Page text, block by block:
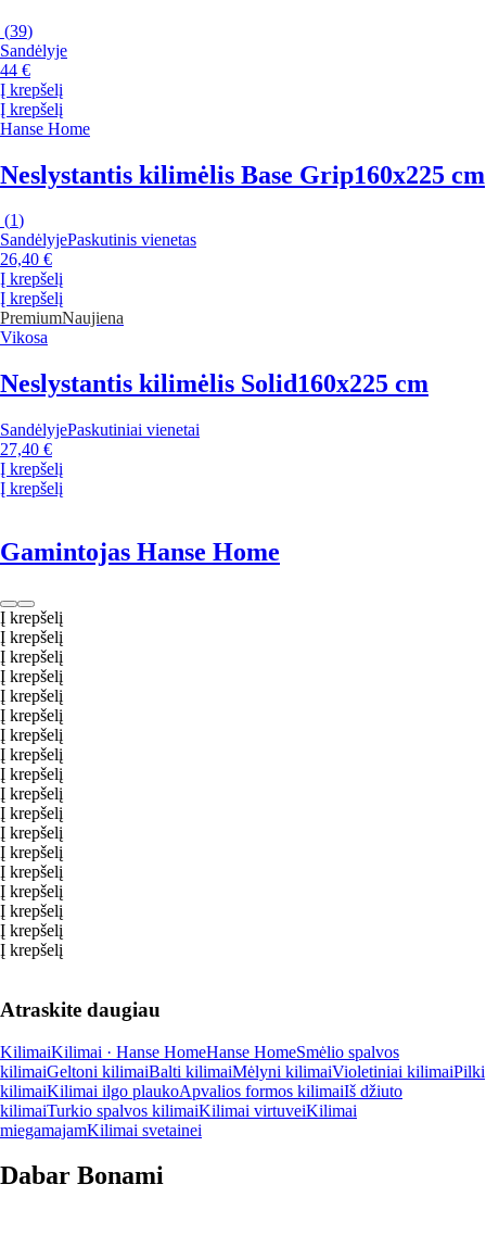
(39)
Sandėlyje
44 €
Į krepšelį
Į krepšelį
Hanse Home
Neslystantis kilimėlis Base Grip160x225 cm
(1)
SandėlyjePaskutinis vienetas
26,40 €
Į krepšelį
Į krepšelį
PremiumNaujiena
Vikosa
Neslystantis kilimėlis Solid160x225 cm
SandėlyjePaskutiniai vienetai
27,40 €
Į krepšelį
Į krepšelį
Gamintojas Hanse Home
Į krepšelį
Į krepšelį
Į krepšelį
Į krepšelį
Į krepšelį
Į krepšelį
Į krepšelį
Į krepšelį
Į krepšelį
Į krepšelį
Į krepšelį
Į krepšelį
Į krepšelį
Į krepšelį
Į krepšelį
Į krepšelį
Į krepšelį
Į krepšelį
Atraskite daugiau
KilimaiKilimai · Hanse HomeHanse HomeSmėlio spalvos
kilimaiGeltoni kilimaiBalti kilimaiMėlyni kilimaiVioletiniai kilimaiPilki
kilimaiKilimai ilgo plaukoApvalios formos kilimaiIš džiuto
kilimaiTurkio spalvos kilimaiKilimai virtuveiKilimai
miegamajamKilimai svetainei
Dabar Bonami